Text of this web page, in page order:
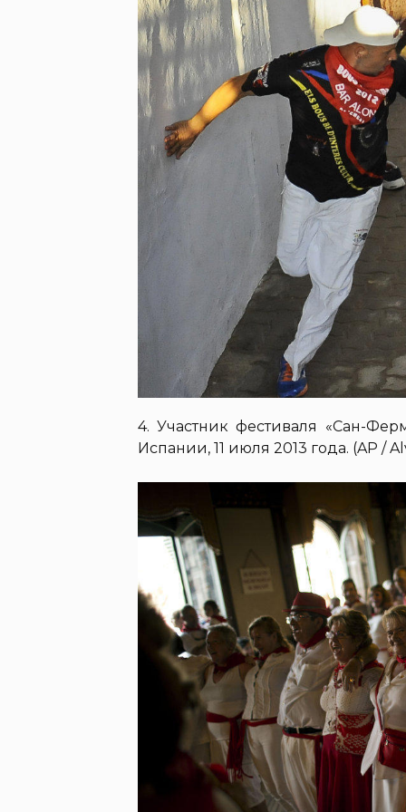
4. Участник фестиваля «Сан-
Испании, 11 июля 2013 года. (AP /